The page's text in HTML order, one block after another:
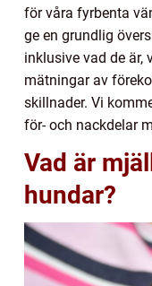
för våra fyrbenta
ge en grundlig
inklusive vad de är,
mätningar av
skillnader. Vi
för- och nackdelar
Vad är
hundar?